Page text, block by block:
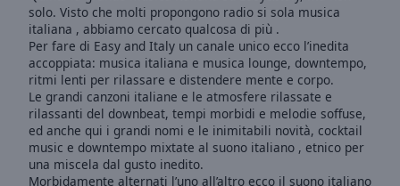
Edge
Style
Font
Family
Reset
solo. Visto che molti propongono radio si sola musica
italiana , abbiamo cercato qualcosa di più .
Per fare di Easy and Italy un canale unico ecco l’inedita
accoppiata: musica italiana e musica lounge, downtempo,
ritmi lenti per rilassare e distendere mente e corpo.
Le grandi canzoni italiane e le atmosfere rilassate e
rilassanti del downbeat, tempi morbidi e melodie soffuse,
ed anche qui i grandi nomi e le inimitabili novità, cocktail
music e downtempo mixtate al suono italiano , etnico per
una miscela dal gusto inedito.
Morbidamente alternati l’uno all’altro ecco il suono italiano